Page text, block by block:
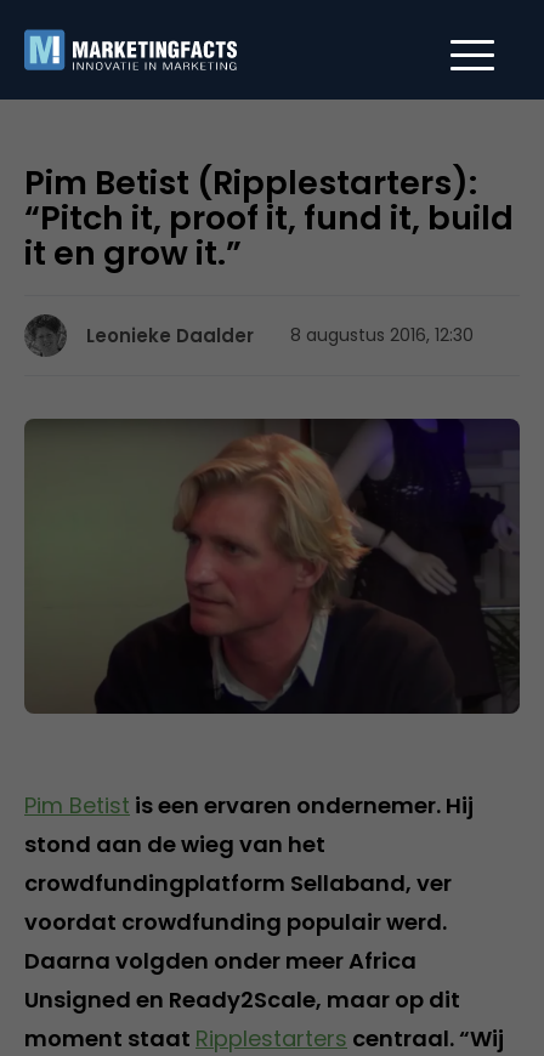
Pim Betist (Ripplestarters):
“Pitch it, proof it, fund it, build
it en grow it.”
Leonieke Daalder 8 augustus 2016, 12:30
Pim Betist is een ervaren ondernemer. Hij
stond aan de wieg van het
crowdfundingplatform Sellaband, ver
voordat crowdfunding populair werd.
Daarna volgden onder meer Africa
Unsigned en Ready2Scale, maar op dit
moment staat Ripplestarters centraal. “Wij